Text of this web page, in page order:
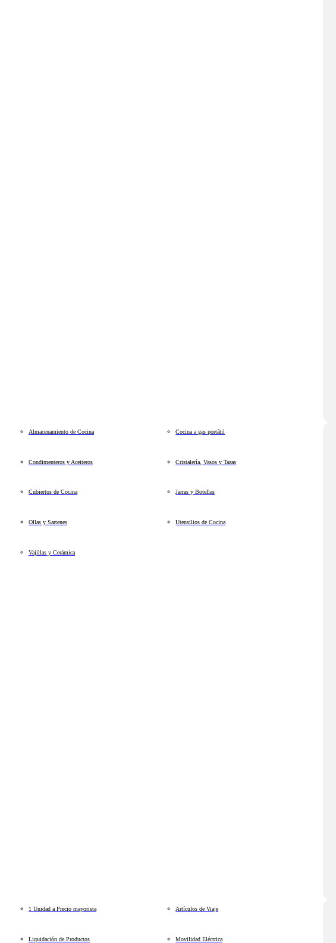
Almacenamiento de Cocina Cocina a gas portátil
Condimenteros y Aceiteros Cristalería, Vasos y Tazas
Cubiertos de Cocina Jarras y Botellas
Ollas y Sartenes Utensilios de Cocina
Vajillas y Cerámica
1 Unidad a Precio mayorista Artículos de Viaje
Liquidación de Productos Movilidad Eléctrica